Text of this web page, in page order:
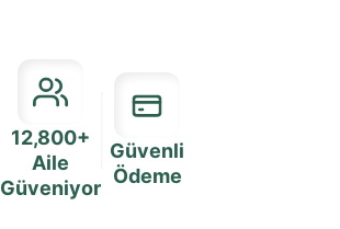
12,800+
Aile
Güveniyor
Güvenli
Ödeme